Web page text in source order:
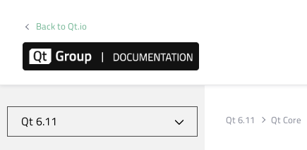
Back to Qt.io
Qt 6.11 Qt Core